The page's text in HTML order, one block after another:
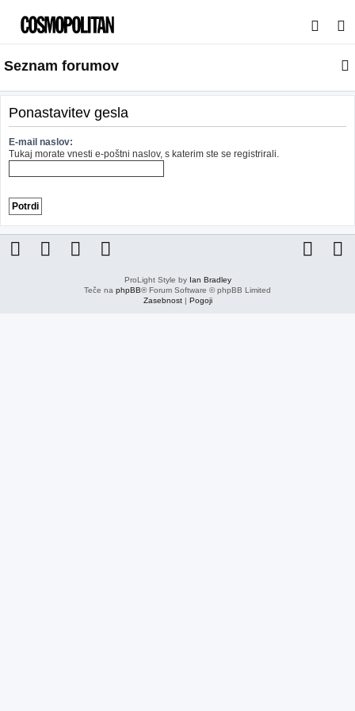
s
a
j
Seznam forumov
Ponastavitev gesla
E-mail naslov:
Tukaj morate vnesti e-poštni naslov, s katerim ste se registrirali.
ProLight Style by Ian Bradley
Teče na phpBB® Forum Software © phpBB Limited
Zasebnost| Pogoji